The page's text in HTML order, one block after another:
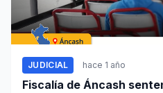
JUDICIAL hace 1 año
Fiscalía de Áncash